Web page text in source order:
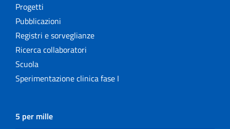
Progetti
Pubblicazioni
Registri e sorveglianze
Ricerca collaboratori
Scuola
Sperimentazione clinica fase I
5 per mille